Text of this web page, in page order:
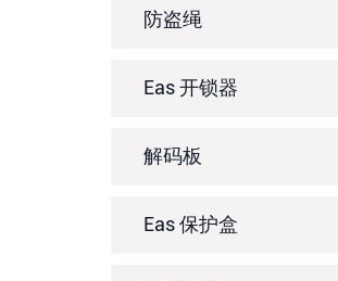
防盗绳
Eas 开锁器
解码板
Eas 保护盒